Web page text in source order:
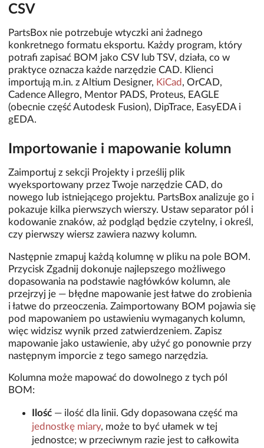
CSV
PartsBox nie potrzebuje wtyczki ani żadnego
konkretnego formatu eksportu. Każdy program, który
potrafi zapisać BOM jako CSV lub TSV, działa, co w
praktyce oznacza każde narzędzie CAD. Klienci
importują m.in. z Altium Designer, KiCad , OrCAD,
Cadence Allegro, Mentor PADS, Proteus, EAGLE
(obecnie część Autodesk Fusion), DipTrace, EasyEDA i
gEDA.
Importowanie i mapowanie kolumn
Zaimportuj z sekcji Projekty i prześlij plik
wyeksportowany przez Twoje narzędzie CAD, do
nowego lub istniejącego projektu. PartsBox analizuje go i
pokazuje kilka pierwszych wierszy. Ustaw separator pól i
kodowanie znaków, aż podgląd będzie czytelny, i określ,
czy pierwszy wiersz zawiera nazwy kolumn.
Następnie zmapuj każdą kolumnę w pliku na pole BOM.
Przycisk Zgadnij dokonuje najlepszego możliwego
dopasowania na podstawie nagłówków kolumn, ale
przejrzyj je — błędne mapowanie jest łatwe do zrobienia
i łatwe do przeoczenia. Zaimportowany BOM pojawia się
pod mapowaniem po ustawieniu wymaganych kolumn,
więc widzisz wynik przed zatwierdzeniem. Zapisz
mapowanie jako ustawienie, aby użyć go ponownie przy
następnym imporcie z tego samego narzędzia.
Kolumna może mapować do dowolnego z tych pól
BOM:
Ilość — ilość dla linii. Gdy dopasowana część ma
jednostkę miary, może to być ułamek w tej
jednostce; w przeciwnym razie jest to całkowita